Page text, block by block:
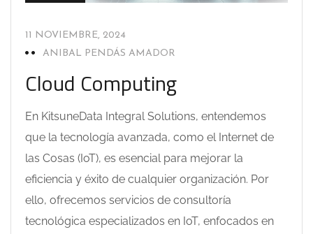
11 NOVIEMBRE, 2024
ANIBAL PENDÁS AMADOR
Cloud Computing
En KitsuneData Integral Solutions, entendemos
que la tecnología avanzada, como el Internet de
las Cosas (IoT), es esencial para mejorar la
eficiencia y éxito de cualquier organización. Por
ello, ofrecemos servicios de consultoría
tecnológica especializados en IoT, enfocados en